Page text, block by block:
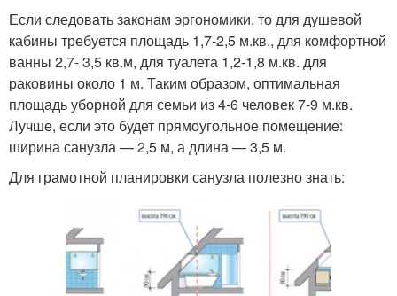
Если следовать законам эргономики, то для душевой
кабины требуется площадь 1,7-2,5 м.кв., для комфортной
ванны 2,7- 3,5 кв.м, для туалета 1,2-1,8 м.кв. для
раковины около 1 м. Таким образом, оптимальная
площадь уборной для семьи из 4-6 человек 7-9 м.кв.
Лучше, если это будет прямоугольное помещение:
ширина санузла — 2,5 м, а длина — 3,5 м.
Для грамотной планировки санузла полезно знать: